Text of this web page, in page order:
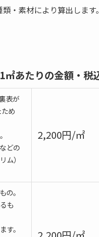
・素材により算出します。
1㎡あたりの金額・税
表が
め
どの
ム）
2,200円/㎡
の。
も
す。